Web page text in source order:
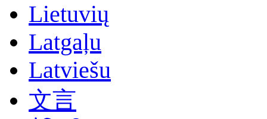
Lietuvių
Latgaļu
Latviešu
文言